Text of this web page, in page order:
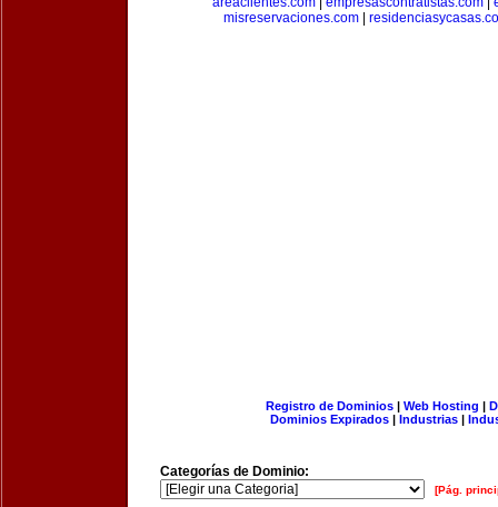
misreservaciones.com|
Registro de Dominios| Web Hosting |
Dominios Expirados | Industrias |
Categorías de Dominio:
[Pág.